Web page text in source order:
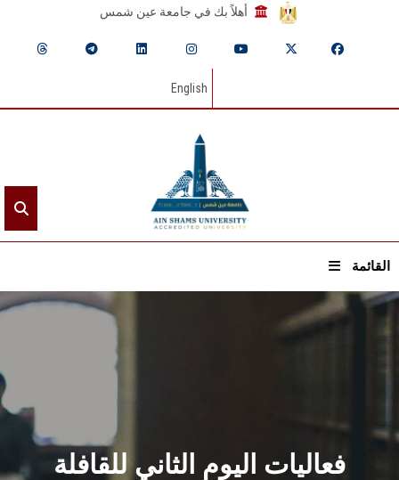
أهلاً بك في جامعة عين شمس
English
القائمة
الرئيسيـة
القطاعـات
الشئون الأكاديمية
فعاليات اليوم الثاني للقافلة